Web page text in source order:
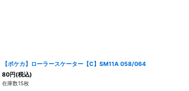
【ポケカ】ローラースケーター【C】SM11A 058/064
80円(税込)
在庫数15枚